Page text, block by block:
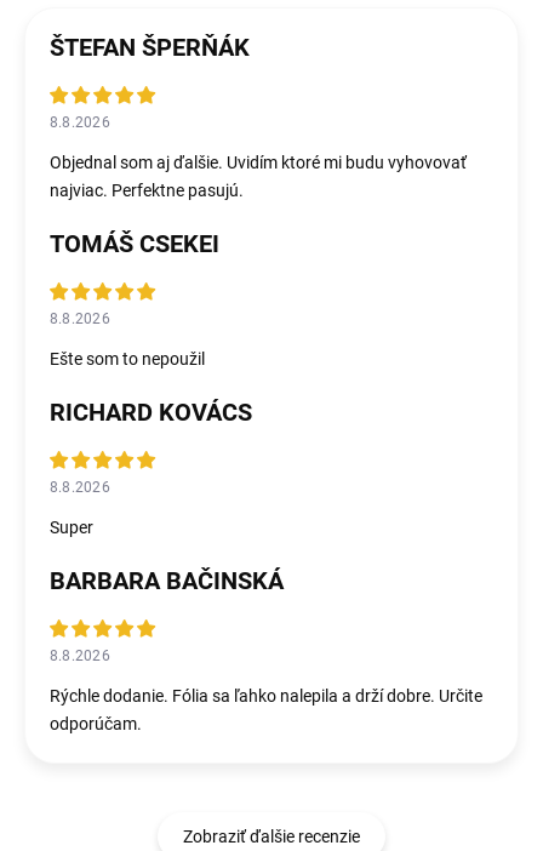
ŠTEFAN ŠPERŇÁK
8.8.2026
Objednal som aj ďalšie. Uvidím ktoré mi budu vyhovovať
najviac. Perfektne pasujú.
TOMÁŠ CSEKEI
8.8.2026
Ešte som to nepoužil
RICHARD KOVÁCS
8.8.2026
Super
BARBARA BAČINSKÁ
8.8.2026
Rýchle dodanie. Fólia sa ľahko nalepila a drží dobre. Určite
odporúčam.
Zobraziť ďalšie recenzie